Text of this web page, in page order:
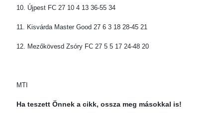
10. Újpest FC 27 10 4 13 36-55 34
11. Kisvárda Master Good 27 6 3 18 28-45 21
12. Mezőkövesd Zsóry FC 27 5 5 17 24-48 20
MTI
Ha teszett Önnek a cikk, ossza meg másokkal is!